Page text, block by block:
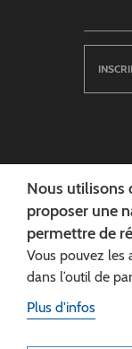
Nous utilisons
proposer une
permettre de
Vous pouvez les
dans l’outil de
Plus d'infos